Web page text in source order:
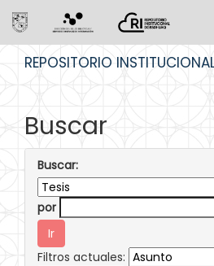
REPOSITORIO
Buscar
Buscar:
por
Filtros actuales: